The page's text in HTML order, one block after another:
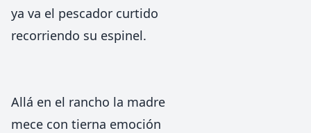
ya va el pescador curtido
recorriendo su espinel.
Allá en el rancho la madre
mece con tierna emoción